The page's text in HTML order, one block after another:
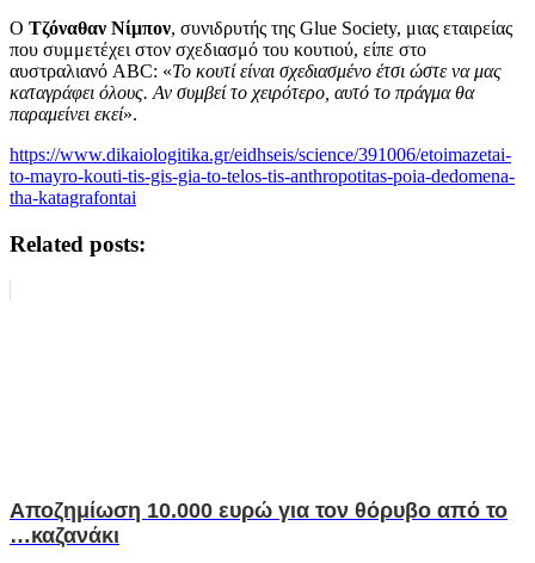
Ο Τζόναθαν Νίμπον, συνιδρυτής της Glue Society, μιας εταιρείας
που συμμετέχει στον σχεδιασμό του κουτιού, είπε στο
αυστραλιανό ABC: «Το κουτί είναι σχεδιασμένο έτσι ώστε να μας
καταγράφει όλους. Αν συμβεί το χειρότερο, αυτό το πράγμα θα
παραμείνει εκεί».
https://www.dikaiologitika.gr/eidhseis/science/391006/etoimazetai-
to-mayro-kouti-tis-gis-gia-to-telos-tis-anthropotitas-poia-dedomena-
tha-katagrafontai
Related posts:
Αποζημίωση 10.000 ευρώ για τον θόρυβο από το
…καζανάκι